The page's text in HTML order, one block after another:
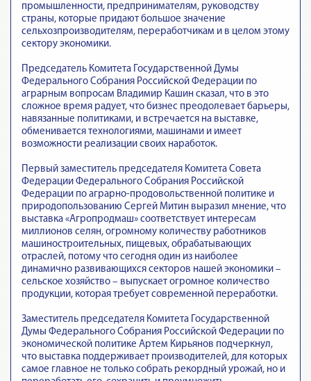
промышленности, предпринимателям, руководству
страны, которые придают большое значение
сельхозпроизводителям, переработчикам и в целом этому
сектору экономики.
Председатель Комитета Государственной Думы
Федерального Собрания Российской Федерации по
аграрным вопросам Владимир Кашин сказал, что в это
сложное время радует, что бизнес преодолевает барьеры,
навязанные политиками, и встречается на выставке,
обменивается технологиями, машинами и имеет
возможности реализации своих наработок.
Первый заместитель председателя Комитета Совета
Федерации Федерального Собрания Российской
Федерации по аграрно-продовольственной политике и
природопользованию Сергей Митин выразил мнение, что
выставка «Агропродмаш» соответствует интересам
миллионов селян, огромному количеству работников
машиностроительных, пищевых, обрабатывающих
отраслей, потому что сегодня один из наиболее
динамично развивающихся секторов нашей экономики –
сельское хозяйство – выпускает огромное количество
продукции, которая требует современной переработки.
Заместитель председателя Комитета Государственной
Думы Федерального Собрания Российской Федерации по
экономической политике Артем Кирьянов подчеркнул,
что выставка поддерживает производителей, для которых
самое главное не только собрать рекордный урожай, но и